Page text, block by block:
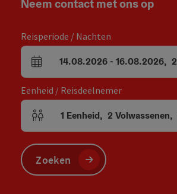
Neem contact met ons op
Reisperiode / Nachten
Velden voor aankomst en vertrek
14.08.2026- 16.08.2026, 2
Eenheid / Reisdeelnemer
Aantal eenheden en persoonsvelden
1 Eenheid, 2 Volwassenen,
Zoeken